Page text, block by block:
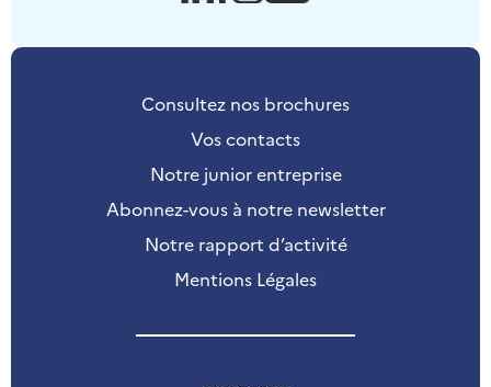
Consultez nos brochures
Vos contacts
Notre junior entreprise
Abonnez-vous à notre newsletter
Notre rapport d’activité
Mentions Légales